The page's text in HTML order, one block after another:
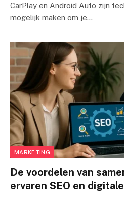
CarPlay en Android Auto zijn
mogelijk maken om je…
MARKETING
De voordelen van
ervaren SEO en